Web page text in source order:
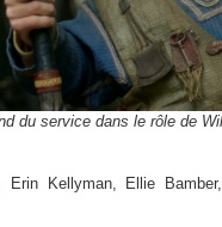
du service dans le rôle de
Erin Kellyman, Ellie